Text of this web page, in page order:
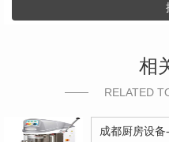
相
RELATED
成都厨房设备